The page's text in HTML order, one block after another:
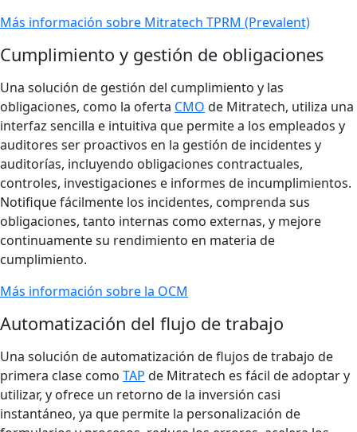
Más información sobre Mitratech TPRM (Prevalent)
Cumplimiento y gestión de obligaciones
Una solución de gestión del cumplimiento y las
obligaciones, como la oferta CMO de Mitratech, utiliza una
interfaz sencilla e intuitiva que permite a los empleados y
auditores ser proactivos en la gestión de incidentes y
auditorías, incluyendo obligaciones contractuales,
controles, investigaciones e informes de incumplimientos.
Notifique fácilmente los incidentes, comprenda sus
obligaciones, tanto internas como externas, y mejore
continuamente su rendimiento en materia de
cumplimiento.
Más información sobre la OCM
Automatización del flujo de trabajo
Una solución de automatización de flujos de trabajo de
primera clase como TAP de Mitratech es fácil de adoptar y
utilizar, y ofrece un retorno de la inversión casi
instantáneo, ya que permite la personalización de